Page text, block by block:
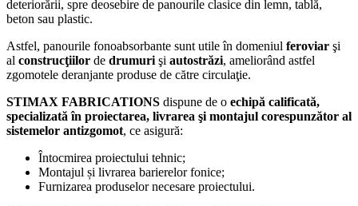
deteriorării, spre deosebire de panourile clasice din lemn, tablă,
beton sau plastic.
Astfel, panourile fonoabsorbante sunt utile în domeniul feroviar şi
al construcţiilor de drumuri şi autostrăzi, ameliorând astfel
zgomotele deranjante produse de către circulaţie.
STIMAX FABRICATIONS dispune de o echipă calificată,
specializată în proiectarea, livrarea şi montajul corespunzător al
sistemelor antizgomot, ce asigură:
Întocmirea proiectului tehnic;
Montajul și livrarea barierelor fonice;
Furnizarea produselor necesare proiectului.